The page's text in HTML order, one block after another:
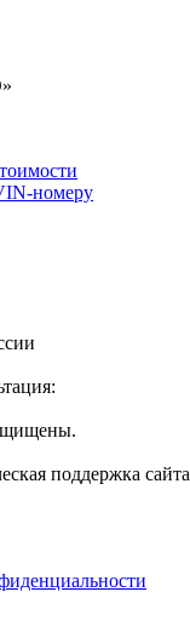
номеру
поддержка сайта